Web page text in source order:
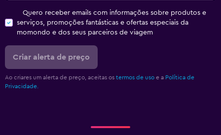
Quero receber emails com informações sobre produtos e
serviços, promoções fantásticas e ofertas especiais da
momondo e dos seus parceiros de viagem
Criar alerta de preço
Ao criares um alerta de preço, aceitas os termos de uso e a Política de
Privacidade.